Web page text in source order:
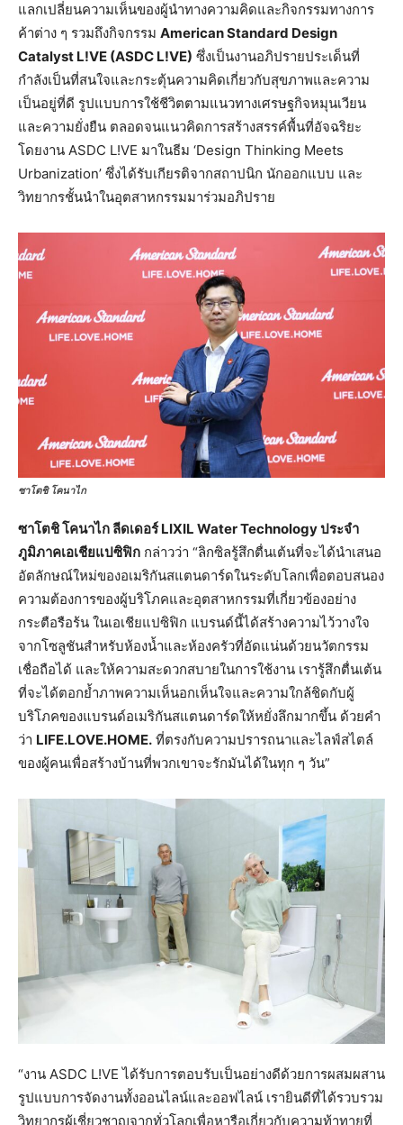
แลกเปลี่ยนความเห็นของผู้นำทางความคิดและกิจกรรมทางการ
ค้าต่าง ๆ รวมถึงกิจกรรม American Standard Design
Catalyst L!VE (ASDC L!VE) ซึ่งเป็นงานอภิปรายประเด็นที่
กำลังเป็นที่สนใจและกระตุ้นความคิดเกี่ยวกับสุขภาพและความ
เป็นอยู่ที่ดี รูปแบบการใช้ชีวิตตามแนวทางเศรษฐกิจหมุนเวียน
และความยั่งยืน ตลอดจนแนวคิดการสร้างสรรค์พื้นที่อัจฉริยะ
โดยงาน ASDC L!VE มาในธีม ‘Design Thinking Meets
Urbanization’ ซึ่งได้รับเกียรติจากสถาปนิก นักออกแบบ และ
วิทยากรชั้นนำในอุตสาหกรรมมาร่วมอภิปราย
ซาโตชิ โคนาไก
ซาโตชิ โคนาไก ลีดเดอร์ LIXIL Water Technology ประจำ
ภูมิภาคเอเชียแปซิฟิก กล่าวว่า “ลิกซิลรู้สึกตื่นเต้นที่จะได้นำเสนอ
อัตลักษณ์ใหม่ของอเมริกันสแตนดาร์ดในระดับโลกเพื่อตอบสนอง
ความต้องการของผู้บริโภคและอุตสาหกรรมที่เกี่ยวข้องอย่าง
กระตือรือร้น ในเอเชียแปซิฟิก แบรนด์นี้ได้สร้างความไว้วางใจ
จากโซลูชันสำหรับห้องน้ำและห้องครัวที่อัดแน่นด้วยนวัตกรรม
เชื่อถือได้ และให้ความสะดวกสบายในการใช้งาน เรารู้สึกตื่นเต้น
ที่จะได้ตอกย้ำภาพความเห็นอกเห็นใจและความใกล้ชิดกับผู้
บริโภคของแบรนด์อเมริกันสแตนดาร์ดให้หยั่งลึกมากขึ้น ด้วยคำ
ว่า LIFE.LOVE.HOME. ที่ตรงกับความปรารถนาและไลฟ์สไตล์
ของผู้คนเพื่อสร้างบ้านที่พวกเขาจะรักมันได้ในทุก ๆ วัน”
“งาน ASDC L!VE ได้รับการตอบรับเป็นอย่างดีด้วยการผสมผสาน
รูปแบบการจัดงานทั้งออนไลน์และออฟไลน์ เรายินดีที่ได้รวบรวม
วิทยากรผู้เชี่ยวชาญจากทั่วโลกเพื่อหารือเกี่ยวกับความท้าทายที่